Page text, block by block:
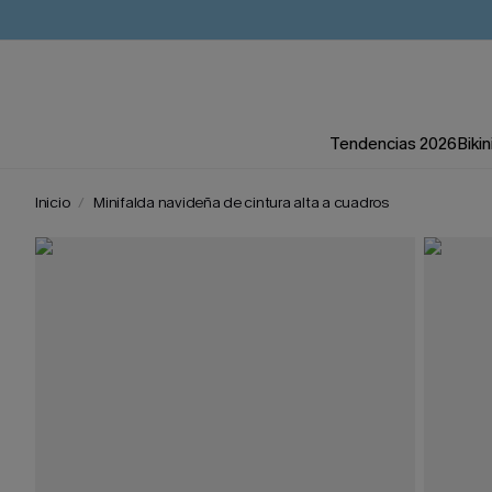
Tendencias 2026
Inicio Minifalda navideña de cintura alta a cuadros